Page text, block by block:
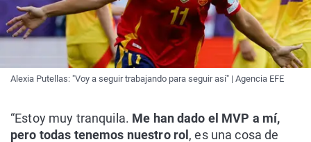
Alexia Putellas: "Voy a seguir trabajando para seguir así" | Agencia EFE
“Estoy muy tranquila. Me han dado el MVP a mí,
pero todas tenemos nuestro rol , es una cosa de